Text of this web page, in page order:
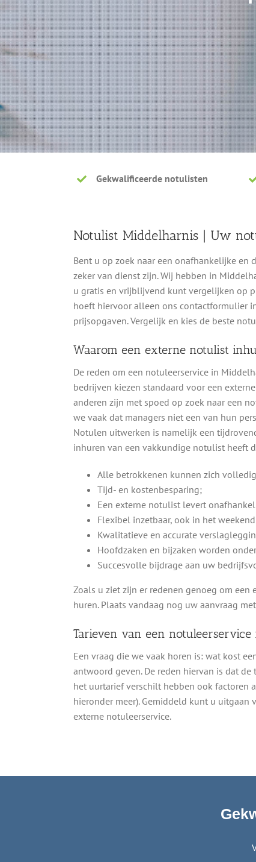
Gekwalificeerde notulisten
Notulist Middelharnis | Uw
Bent u op zoek naar een onafhankelijke
zeker van dienst zijn. Wij hebben in
u gratis en vrijblijvend kunt vergelijken op
hoeft hiervoor alleen ons contactformulier
prijsopgaven. Vergelijk en kies de beste
Waarom een externe notulist
De reden om een notuleerservice in
bedrijven kiezen standaard voor een
anderen zijn met spoed op zoek naar een
we vaak dat managers niet een van hun
Notulen uitwerken is namelijk een
inhuren van een vakkundige notulist heeft
Alle betrokkenen kunnen zich
Tijd- en kostenbesparing;
Een externe notulist levert
Flexibel inzetbaar, ook in het weekend
Kwalitatieve en accurate
Hoofdzaken en bijzaken worden
Succesvolle bijdrage aan uw
Zoals u ziet zijn er redenen genoeg om
huren. Plaats vandaag nog uw aanvraag
Tarieven van een
Een vraag die we vaak horen is: wat kost
antwoord geven. De reden hiervan is dat
het uurtarief verschilt hebben ook factoren
hieronder meer). Gemiddeld kunt u uitgaan
externe notuleerservice.